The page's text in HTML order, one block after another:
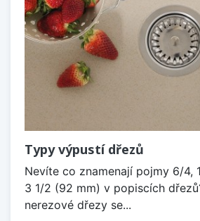
Typy výpustí dřezů
Nevíte co znamenají pojmy 6/4,
3 1/2 (92 mm) v popiscích
nerezové dřezy se...